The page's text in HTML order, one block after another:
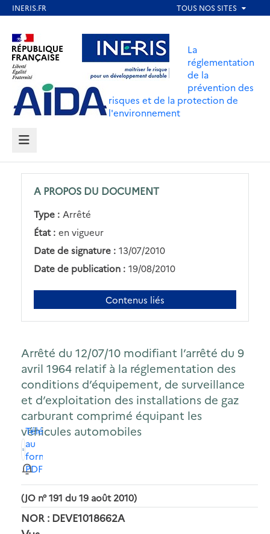
contenu
principal
Aller au contenu Aller au menu
Aller au pied de page
La
réglementation
de la
prévention des
risques et de la protection de
l'environnement
MENU
A PROPOS DU DOCUMENT
Type : Arrêté
État : en vigueur
Date de signature : 13/07/2010
Date de publication : 19/08/2010
Contenus liés
Arrêté du 12/07/10 modifiant l’arrêté du 9
avril 1964 relatif à la réglementation des
conditions d’équipement, de surveillance
et d’exploitation des installations de gaz
carburant comprimé équipant les
véhicules automobiles
Télécharger
au
format
PDF
(JO n° 191 du 19 août 2010)
NOR : DEVE1018662A